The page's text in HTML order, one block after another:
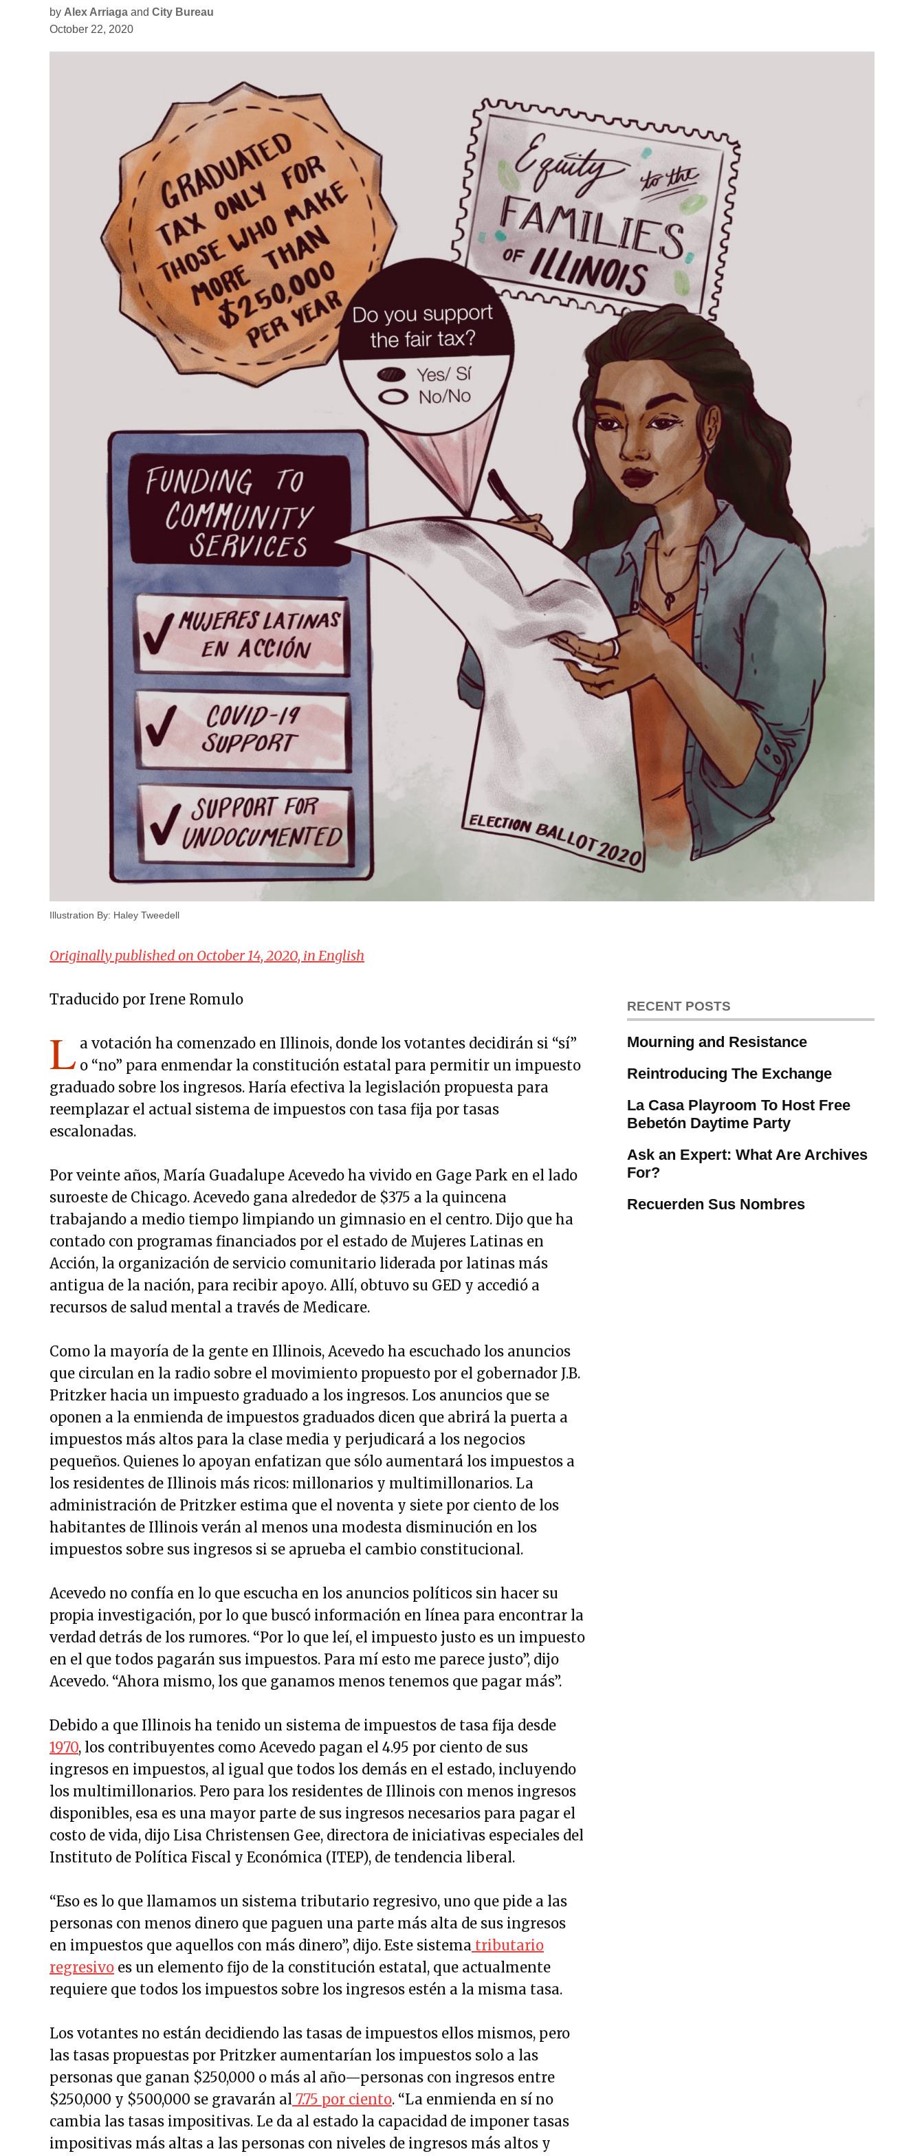
by Alex Arriaga and City Bureau
October 22, 2020
Illustration By: Haley Tweedell
Originally published on October 14, 2020, in English
Traducido por Irene Romulo
L a votación ha comenzado en Illinois, donde los votantes decidirán si “sí”
o “no” para enmendar la constitución estatal para permitir un impuesto
graduado sobre los ingresos. Haría efectiva la legislación propuesta para
reemplazar el actual sistema de impuestos con tasa fija por tasas
escalonadas.
Por veinte años, María Guadalupe Acevedo ha vivido en Gage Park en el lado
suroeste de Chicago. Acevedo gana alrededor de $375 a la quincena
trabajando a medio tiempo limpiando un gimnasio en el centro. Dijo que ha
contado con programas financiados por el estado de Mujeres Latinas en
Acción, la organización de servicio comunitario liderada por latinas más
antigua de la nación, para recibir apoyo. Allí, obtuvo su GED y accedió a
recursos de salud mental a través de Medicare.
Como la mayoría de la gente en Illinois, Acevedo ha escuchado los anuncios
que circulan en la radio sobre el movimiento propuesto por el gobernador J.B.
Pritzker hacia un impuesto graduado a los ingresos. Los anuncios que se
oponen a la enmienda de impuestos graduados dicen que abrirá la puerta a
impuestos más altos para la clase media y perjudicará a los negocios
pequeños. Quienes lo apoyan enfatizan que sólo aumentará los impuestos a
los residentes de Illinois más ricos: millonarios y multimillonarios. La
administración de Pritzker estima que el noventa y siete por ciento de los
habitantes de Illinois verán al menos una modesta disminución en los
impuestos sobre sus ingresos si se aprueba el cambio constitucional.
Acevedo no confía en lo que escucha en los anuncios políticos sin hacer su
propia investigación, por lo que buscó información en línea para encontrar la
verdad detrás de los rumores. “Por lo que leí, el impuesto justo es un impuesto
en el que todos pagarán sus impuestos. Para mí esto me parece justo”, dijo
Acevedo. “Ahora mismo, los que ganamos menos tenemos que pagar más”.
Debido a que Illinois ha tenido un sistema de impuestos de tasa fija desde
1970, los contribuyentes como Acevedo pagan el 4.95 por ciento de sus
ingresos en impuestos, al igual que todos los demás en el estado, incluyendo
los multimillonarios. Pero para los residentes de Illinois con menos ingresos
disponibles, esa es una mayor parte de sus ingresos necesarios para pagar el
costo de vida, dijo Lisa Christensen Gee, directora de iniciativas especiales del
Instituto de Política Fiscal y Económica (ITEP), de tendencia liberal.
“Eso es lo que llamamos un sistema tributario regresivo, uno que pide a las
personas con menos dinero que paguen una parte más alta de sus ingresos
en impuestos que aquellos con más dinero”, dijo. Este sistema tributario
regresivo es un elemento fijo de la constitución estatal, que actualmente
requiere que todos los impuestos sobre los ingresos estén a la misma tasa.
Los votantes no están decidiendo las tasas de impuestos ellos mismos, pero
las tasas propuestas por Pritzker aumentarían los impuestos solo a las
personas que ganan $250,000 o más al año—personas con ingresos entre
$250,000 y $500,000 se gravarán al 7.75 por ciento. “La enmienda en sí no
cambia las tasas impositivas. Le da al estado la capacidad de imponer tasas
impositivas más altas a las personas con niveles de ingresos más altos y
RECENT POSTS
Mourning and Resistance
Reintroducing The Exchange
La Casa Playroom To Host Free
Bebetón Daytime Party
Ask an Expert: What Are Archives
For?
Recuerden Sus Nombres